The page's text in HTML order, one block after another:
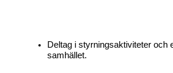
Deltag i styrningsaktiviteter och
samhället.